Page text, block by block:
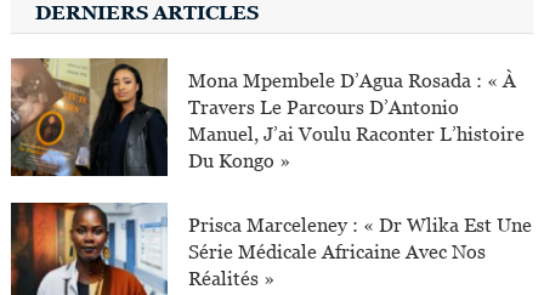
DERNIERS ARTICLES
Mona Mpembele D’Agua Rosada : « À
Travers Le Parcours D’Antonio
Manuel, J’ai Voulu Raconter L’histoire
Du Kongo »
Prisca Marceleney : « Dr Wlika Est Une
Série Médicale Africaine Avec Nos
Réalités »